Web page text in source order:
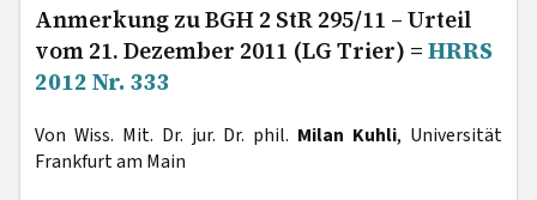
Anmerkung zu BGH 2 StR 295/11 – Urteil
vom 21. Dezember 2011 (LG Trier) = HRRS
2012 Nr. 333
Von Wiss. Mit. Dr. jur. Dr. phil. Milan Kuhli, Universität
Frankfurt am Main